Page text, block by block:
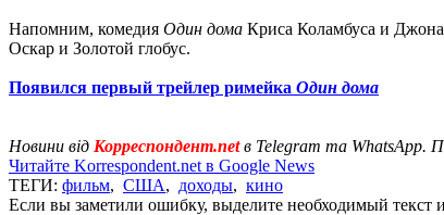
Напомним, комедия Один дома Криса Коламбуса и
Оскар и Золотой глобус.
Появился первый трейлер римейка Один дома
Новини від Корреспондент.netв Telegram та WhatsApp.
Читайте Korrespondent.net в Google News
ТЕГИ: фильм, США, доходы, кино
Если вы заметили ошибку, выделите необходимый